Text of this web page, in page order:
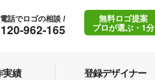
962-165
話でロゴの相談 /
無料ロゴ提案
プロが選ぶ・1分
実績 登録デザイナー